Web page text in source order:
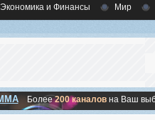
Экономика и Финансы Мир
Более200 каналовна Ваш